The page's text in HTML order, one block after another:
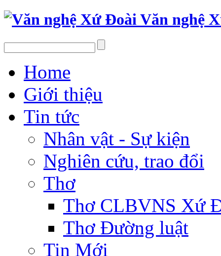
Văn nghệ
Home
Giới thiệu
Tin tức
Nhân vật - Sự kiện
Nghiên cứu, trao đổi
Thơ
Thơ CLBVNS Xứ
Thơ Đường luật
Tin Mới